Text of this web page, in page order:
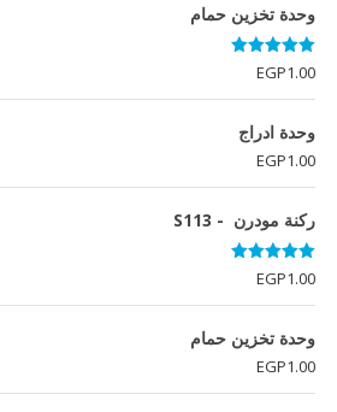
وحدة تخزين حمام
تم التقييم
5.00
من 5
EGP1.00
وحدة ادراج
EGP1.00
ركنة مودرن - S113
تم التقييم
5.00
من 5
EGP1.00
وحدة تخزين حمام
EGP1.00